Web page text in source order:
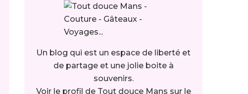
Un blog qui est un espace de liberté et
de partage et une jolie boite à
souvenirs.
Voir le profil de Tout douce Mans sur le